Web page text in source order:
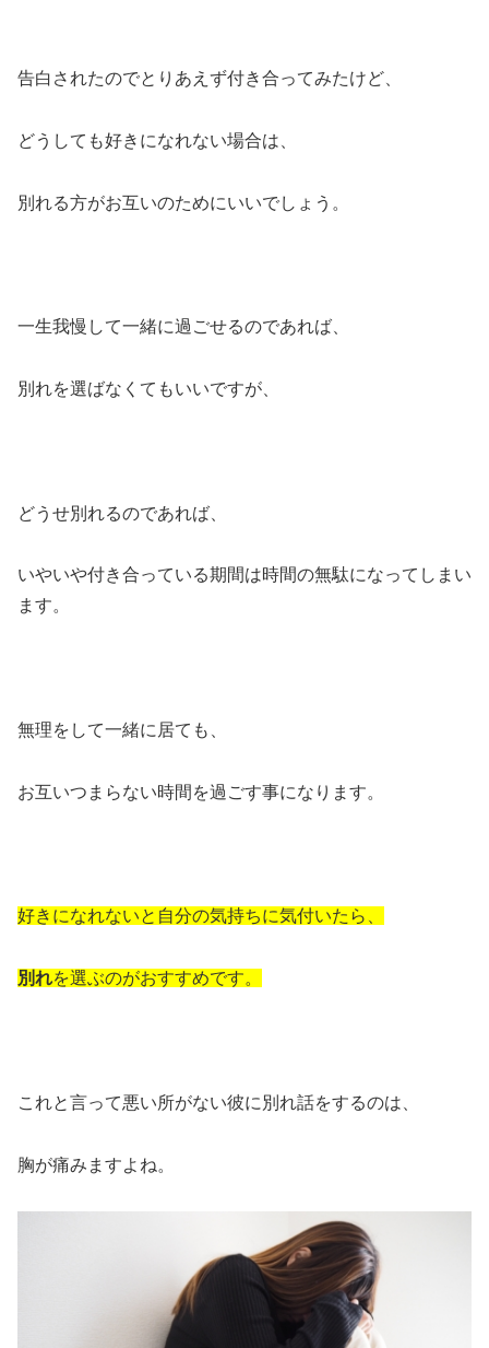
告白されたのでとりあえず付き合ってみたけど、
どうしても好きになれない場合は、
別れる方がお互いのためにいいでしょう。
一生我慢して一緒に過ごせるのであれば、
別れを選ばなくてもいいですが、
どうせ別れるのであれば、
いやいや付き合っている期間は時間の無駄になってしまい
ます。
無理をして一緒に居ても、
お互いつまらない時間を過ごす事になります。
好きになれないと自分の気持ちに気付いたら、
別れを選ぶのがおすすめです。
これと言って悪い所がない彼に別れ話をするのは、
胸が痛みますよね。